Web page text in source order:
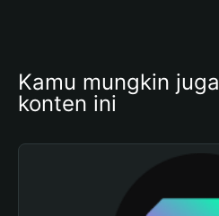
Kamu mungkin
konten ini